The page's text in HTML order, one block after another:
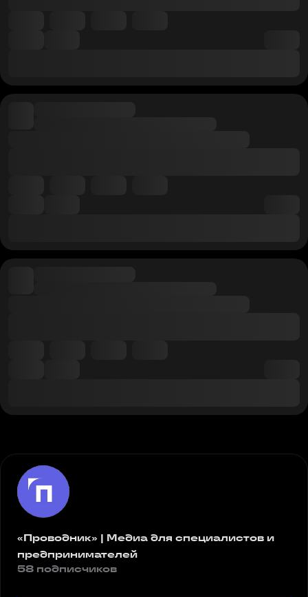
«Проводник» | Медиа для специалистов и
предпринимателей
58 подписчиков